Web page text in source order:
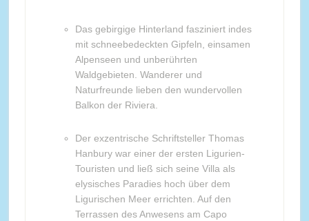
Das gebirgige Hinterland fasziniert indes
mit schneebedeckten Gipfeln, einsamen
Alpenseen und unberührten
Waldgebieten. Wanderer und
Naturfreunde lieben den wundervollen
Balkon der Riviera.
Der exzentrische Schriftsteller Thomas
Hanbury war einer der ersten Ligurien-
Touristen und ließ sich seine Villa als
elysisches Paradies hoch über dem
Ligurischen Meer errichten. Auf den
Terrassen des Anwesens am Capo